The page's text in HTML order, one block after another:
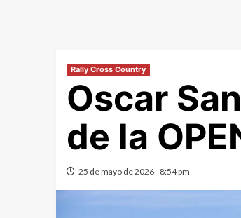
Rally Cross Country
Oscar
de la
25 de mayo de 2026 - 8:54 pm